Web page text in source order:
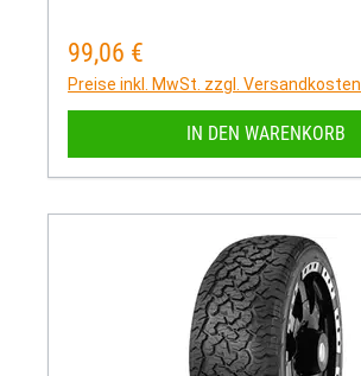
Regulärer Preis:
99,06 €
Preise inkl. MwSt. zzgl. Versandkosten
IN DEN WARENKORB